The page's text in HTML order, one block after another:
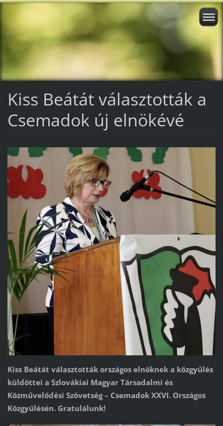
Kiss Beátát választották a
Csemadok új elnökévé
Kiss Beátát választották országos elnöknek a közgyűlés
küldöttei a Szlovákiai Magyar Társadalmi és
Közművelődési Szövetség – Csemadok XXVI. Országos
Közgyűlésén. Gratulálunk!